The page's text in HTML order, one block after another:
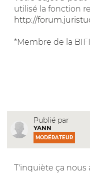
utilisé la fonction
http://
*Membre de la
Publié par
YANN
MODÉRATEUR
T'inquiète ça nous